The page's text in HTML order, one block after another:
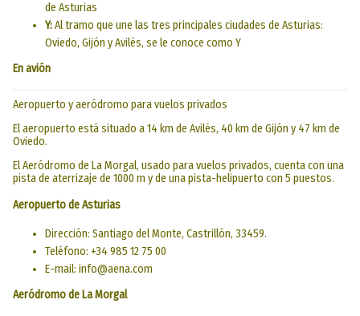
de Asturias
Y:Al tramo que une las tres principales ciudades de Asturias:
Oviedo, Gijón y Avilés, se le conoce como Y
En avión
Aeropuerto y aeródromo para vuelos privados
El aeropuerto está situado a 14 km de Avilés, 40 km de Gijón y 47 km de
Oviedo.
El Aeródromo de La Morgal, usado para vuelos privados, cuenta con una
pista de aterrizaje de 1000 m y de una pista-helipuerto con 5 puestos.
Aeropuerto de Asturias
Dirección: Santiago del Monte, Castrillón, 33459.
Teléfono: +34 985 12 75 00
E-mail: info@aena.com
Aeródromo de La Morgal